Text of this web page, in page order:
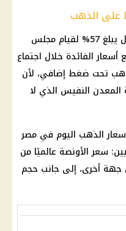
على الذهب
تسعيرات الأسواق تشير إلى احتمال يبلغ 57% لقيام مجلس
أسعار الفائدة خلال اجتماع
تحت ضغط إضافي، لأن
المعدن النفيس الذي لا
الذهب اليوم في مصر
سعر الأونصة عالميًا من
جهة أخرى، إلى جانب حجم